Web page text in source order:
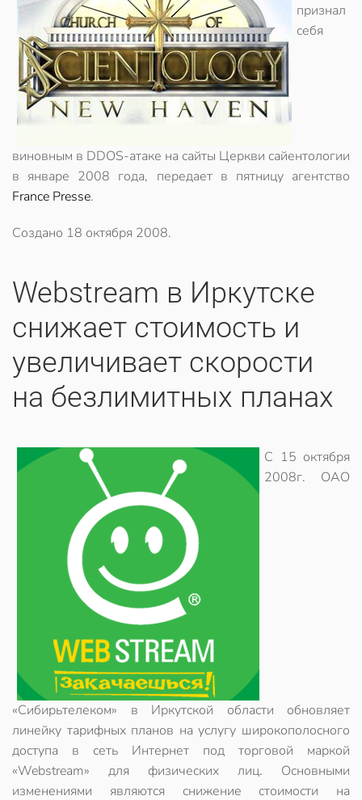
признал
себя
виновным в DDOS-атаке на сайты Церкви сайентологии
в январе 2008 года, передает в пятницу агентство
France Presse.
Создано 18 октября 2008.
Webstream в Иркутске
снижает стоимость и
увеличивает скорости
на безлимитных планах
С 15 октября
2008г. ОАО
«Сибирьтелеком» в Иркутской области обновляет
линейку тарифных планов на услугу широкополосного
доступа в сеть Интернет под торговой маркой
«Webstream» для физических лиц. Основными
изменениями являются снижение стоимости на